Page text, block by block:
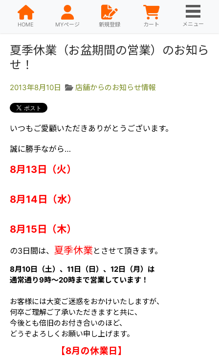
HOME MYページ 新規登録 カート メニュー
夏季休業（お盆期間の営業）のお知ら
せ！
2013年8月10日 店舗からのお知らせ情報
いつもご愛顧いただきありがとうございます。
誠に勝手ながら…
8月13日（火）
8月14日（水）
8月15日（木）
の3日間は、 夏季休業とさせて頂きます。
8月10日（土）、11日（日）、12日（月）は
通常通り9時～20時まで営業しています！
お客様には大変ご迷惑をおかけいたしますが、
何卒ご理解ご了承いただきますと共に、
今後とも倍旧のお付き合いのほど、
どうぞよろしくお願い申し上げます。
【8月の休業日】